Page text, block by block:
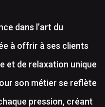
dans l’art du
à offrir à ses clients
et de relaxation unique
son métier se reflète
pression, créant